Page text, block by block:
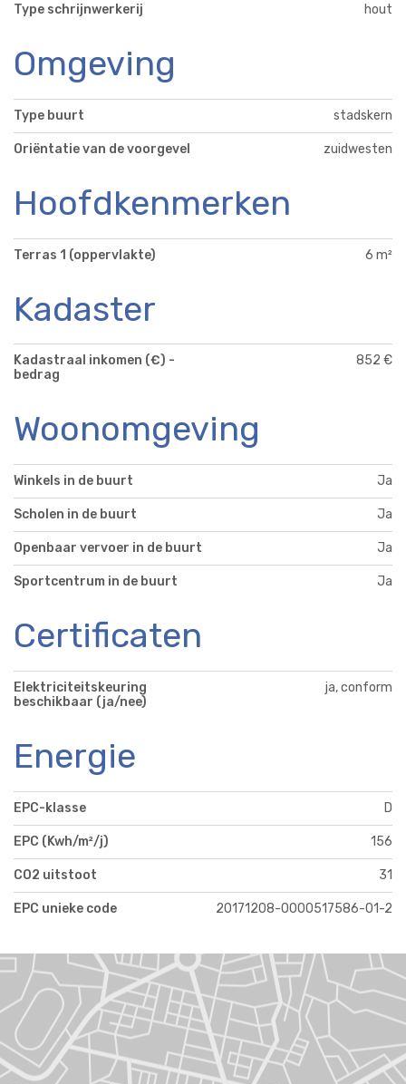
Type schrijnwerkerij hout
Omgeving
Type buurt stadskern
Oriëntatie van de voorgevel zuidwesten
Hoofdkenmerken
Terras 1 (oppervlakte) 6 m²
Kadaster
Kadastraal inkomen (€) -
bedrag
852 €
Woonomgeving
Winkels in de buurt Ja
Scholen in de buurt Ja
Openbaar vervoer in de buurt Ja
Sportcentrum in de buurt Ja
Certificaten
Elektriciteitskeuring
beschikbaar (ja/nee)
ja, conform
Energie
EPC-klasse D
EPC (Kwh/m²/j) 156
CO2 uitstoot 31
EPC unieke code 20171208-0000517586-01-2